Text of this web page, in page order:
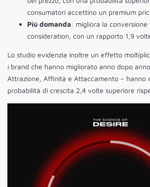
consumatori accettino un premium
Più domanda: migliora la
consideration, con un rapporto 1,9
Lo studio evidenzia inoltre un effetto
i brand che hanno migliorato anno dopo
Attrazione, Affinità e Attaccamento – hanno
probabilità di crescita 2,4 volte superiore